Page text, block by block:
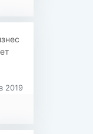
2019